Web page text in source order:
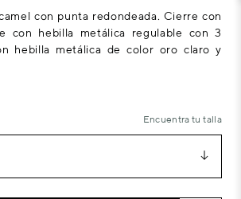
con punta redondeada. Cierre con
con hebilla metálica regulable con 3
hebilla metálica de color oro claro y
Encuentra tu talla